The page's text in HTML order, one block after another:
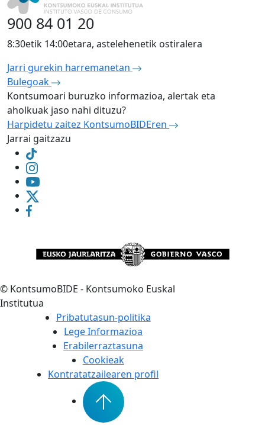
900 84 01 20
8:30etik 14:00etara, astelehenetik ostiralera
Jarri gurekin harremanetan
Bulegoak
Kontsumoari buruzko informazioa, alertak eta
aholkuak jaso nahi dituzu?
Harpidetu zaitez KontsumoBIDEren
Jarrai gaitzazu
© KontsumoBIDE - Kontsumoko Euskal
Institutua
Pribatutasun-politika
Lege Informazioa
Erabilerraztasuna
Cookieak
Kontratatzailearen profil